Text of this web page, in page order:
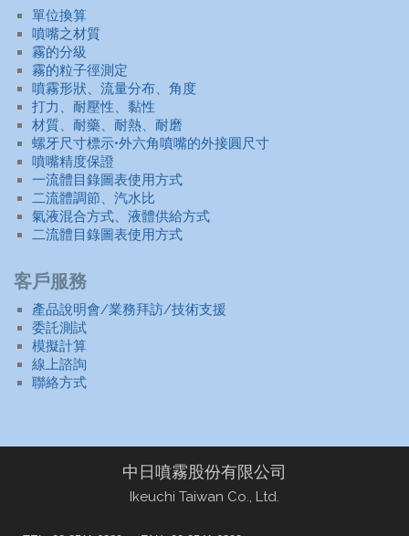
單位換算
噴嘴之材質
霧的分級
霧的粒子徑測定
噴霧形狀、流量分布、角度
打力、耐壓性、黏性
材質、耐藥、耐熱、耐磨
螺牙尺寸標示•外六角噴嘴的外接圓尺寸
噴嘴精度保證
一流體目錄圖表使用方式
二流體調節、汽水比
氣液混合方式、液體供給方式
二流體目錄圖表使用方式
客戶服務
產品說明會/業務拜訪/技術支援
委託測試
模擬計算
線上諮詢
聯絡方式
中日噴霧股份有限公司
Ikeuchi Taiwan Co., Ltd.